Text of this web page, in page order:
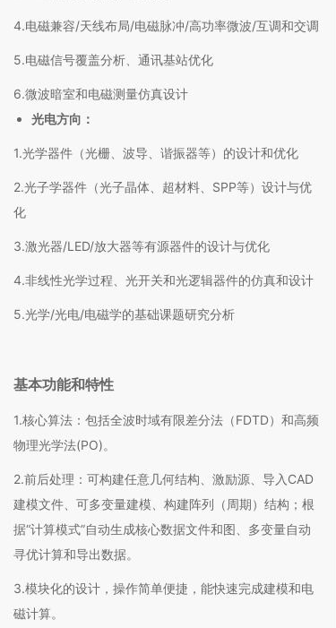
4.电磁兼容/天线布局/电磁脉冲/高功率微波/互调和交调
5.电磁信号覆盖分析、通讯基站优化
6.微波暗室和电磁测量仿真设计
光电方向：
1.光学器件（光栅、波导、谐振器等）的设计和优化
2.光子学器件（光子晶体、超材料、SPP等）设计与优
化
3.激光器/LED/放大器等有源器件的设计与优化
4.非线性光学过程、光开关和光逻辑器件的仿真和设计
5.光学/光电/电磁学的基础课题研究分析
基本功能和特性
1.核心算法：包括全波时域有限差分法（FDTD）和高频
物理光学法(PO)。
2.前后处理：可构建任意几何结构、激励源、导入CAD
建模文件、可多变量建模、构建阵列（周期）结构；根
据“计算模式”自动生成核心数据文件和图、多变量自动
寻优计算和导出数据。
3.模块化的设计，操作简单便捷，能快速完成建模和电
磁计算。